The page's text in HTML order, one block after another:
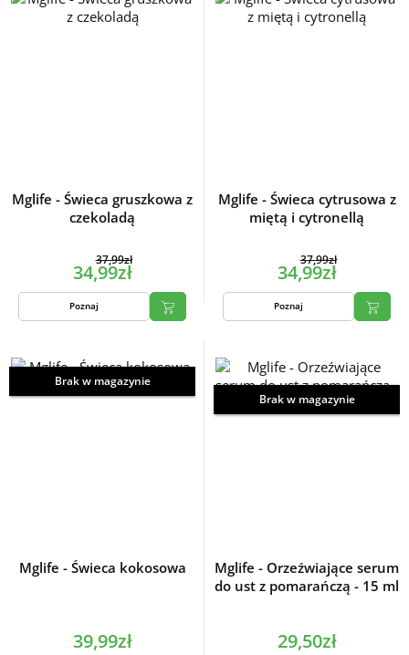
Mglife - Świeca gruszkowa z
czekoladą
37,99zł
34,99zł
Poznaj
Mglife - Świeca cytrusowa z
miętą i cytronellą
37,99zł
34,99zł
Poznaj
Brak w magazynie
Mglife - Świeca kokosowa
39,99zł
Brak w magazynie
Mglife - Orzeźwiające serum
do ust z pomarańczą - 15 ml
29,50zł